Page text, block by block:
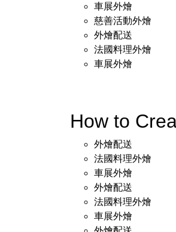
車展外燴
慈善活動外燴
外燴配送
法國料理外燴
車展外燴
How to
外燴配送
法國料理外燴
車展外燴
外燴配送
法國料理外燴
車展外燴